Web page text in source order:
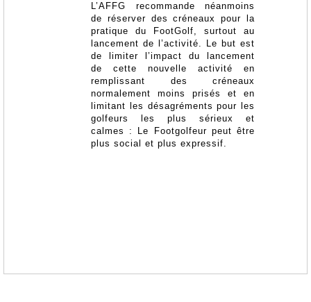
L’AFFG recommande néanmoins
de réserver des créneaux pour la
pratique du FootGolf, surtout au
lancement de l’activité. Le but est
de limiter l’impact du lancement
de cette nouvelle activité en
remplissant des créneaux
normalement moins prisés et en
limitant les désagréments pour les
golfeurs les plus sérieux et
calmes : Le Footgolfeur peut être
plus social et plus expressif.